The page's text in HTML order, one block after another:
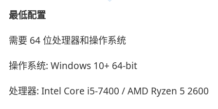
最低配置
需要 64 位处理器和操作系统
操作系统: Windows 10+ 64-bit
处理器: Intel Core i5-7400 / AMD Ryzen 5 2600